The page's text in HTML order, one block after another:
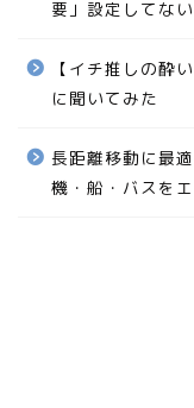
最近の投稿
旦那を置いて旅
女子旅・台南散